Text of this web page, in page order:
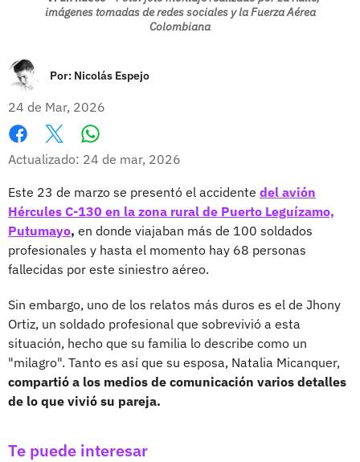
imágenes tomadas de redes sociales y la Fuerza Aérea
Colombiana
Por: Nicolás Espejo
24 de Mar, 2026
Facebook
X
Actualizado: 24 de mar, 2026
Este 23 de marzo se presentó el accidente del avión
Hércules C-130 en la zona rural de Puerto Leguízamo,
Putumayo, en donde viajaban más de 100 soldados
profesionales y hasta el momento hay 68 personas
fallecidas por este siniestro aéreo.
Sin embargo, uno de los relatos más duros es el de Jhony
Ortiz, un soldado profesional que sobrevivió a esta
situación, hecho que su familia lo describe como un
"milagro". Tanto es así que su esposa, Natalia Micanquer,
compartió a los medios de comunicación varios detalles
de lo que vivió su pareja.
Te puede interesar